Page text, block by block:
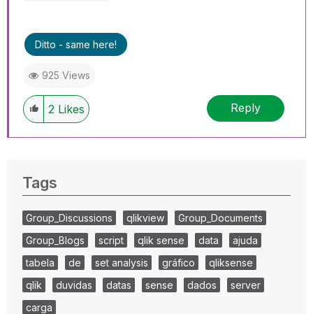
Ditto - same here!
925 Views
2 Likes Reply
Tags
Group_Discussions qlikview
Group_Documents
Group_Blogs
script qlik sense data
ajuda
tabela
de set analysis gráfico
qliksense
qlik
duvidas datas sense dados
server
carga